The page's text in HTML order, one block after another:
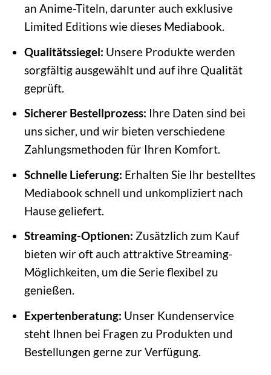
an Anime-Titeln, darunter auch exklusive
Limited Editions wie dieses Mediabook.
Qualitätssiegel: Unsere Produkte werden
sorgfältig ausgewählt und auf ihre Qualität
geprüft.
Sicherer Bestellprozess: Ihre Daten sind bei
uns sicher, und wir bieten verschiedene
Zahlungsmethoden für Ihren Komfort.
Schnelle Lieferung: Erhalten Sie Ihr bestelltes
Mediabook schnell und unkompliziert nach
Hause geliefert.
Streaming-Optionen: Zusätzlich zum Kauf
bieten wir oft auch attraktive Streaming-
Möglichkeiten, um die Serie flexibel zu
genießen.
Expertenberatung: Unser Kundenservice
steht Ihnen bei Fragen zu Produkten und
Bestellungen gerne zur Verfügung.